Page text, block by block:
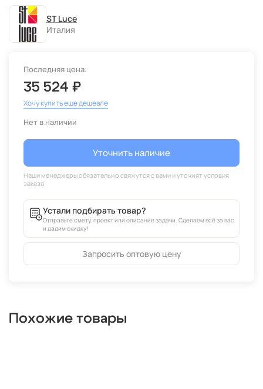
ST Luce
Италия
Последняя цена:
35 524 ₽
Хочу купить еще дешевле
Нет в наличии
Уточнить наличие
Устали подбирать товар?
Отправьте смету, проект или описание задачи. Сделаем всё за вас
и дадим скидку!
Запросить оптовую цену
Похожие товары